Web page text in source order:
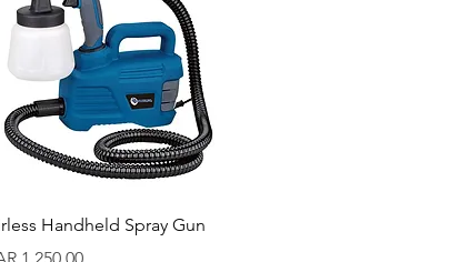
Snel overzicht
Handheld Spray Gun
1.250,00